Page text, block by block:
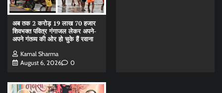
अब तक 2 करोड़ 19 लाख 70 हजार
शिवभक्त पवित्र गंगाजल लेकर अपने-
अपने गंतव्य की ओर हो चुके हैं रवाना
Kamal Sharma
August 6, 2026
0